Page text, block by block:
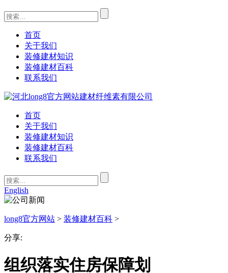
首页
关于我们
装修建材知识
装修建材百科
联系我们
首页
关于我们
装修建材知识
装修建材百科
联系我们
English
long8官方网站 > 装修建材百科 >
分享:
组织落实住房保障划